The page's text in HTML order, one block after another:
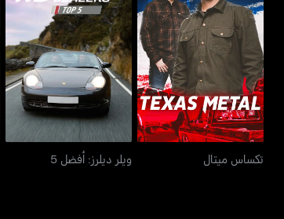
تكساس ميتال
تكساس ميتال
ويلر ديلرز: أفضل 5
ويلر ديلرز: أفضل 5